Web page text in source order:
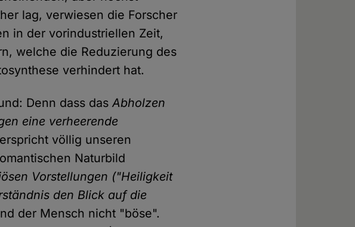
lag, verwiesen die Forscher
in der vorindustriellen Zeit,
welche die Reduzierung des
verhindert hat.
Denn dass dasAbholzen
eine verheerende
völlig unseren
Naturbild
Vorstellungen ("Heiligkeit
den Blick auf die
der Mensch nicht "böse".